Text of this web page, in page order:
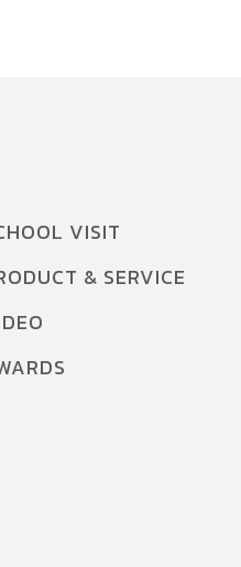
VISIT
& SERVICE